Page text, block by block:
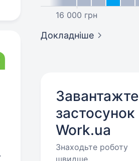
16 000 грн
Докладніше
Завантажте
застосунок
Work.ua
Знаходьте роботу
швидше.